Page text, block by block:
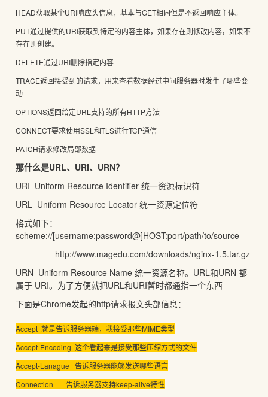
HEAD获取某个URI响应头信息，基本与GET相同但是不返回响应主体。
PUT通过提供的URI获取到特定的内容主体，如果存在则修改内容，如果不
存在则创建。
DELETE通过URI删除指定内容
TRACE返回接受到的请求，用来查看数据经过中间服务器时发生了哪些变
动
OPTIONS返回给定URL支持的所有HTTP方法
CONNECT要求使用SSL和TLS进行TCP通信
PATCH请求修改局部数据
那什么是URL、 URI、 URN？
URI Uniform Resource Identifier 统一资源标识符
URL Uniform Resource Locator 统一资源定位符
格式如下：
scheme://[username:password@]HOST:port/path/to/source
http://www.magedu.com/downloads/nginx-1.5.tar.gz
URN Uniform Resource Name 统一资源名称。URL和URN 都
属于 URI。为了方便就把URL和URI暂时都通指一个东西
下面是Chrome发起的http请求报文头部信息：
Accept 就是告诉服务器端，我接受那些MIME类型
Accept-Encoding 这个看起来是接受那些压缩方式的文件
Accept-Lanague 告诉服务器能够发送哪些语言
Connection 告诉服务器支持keep-alive特性